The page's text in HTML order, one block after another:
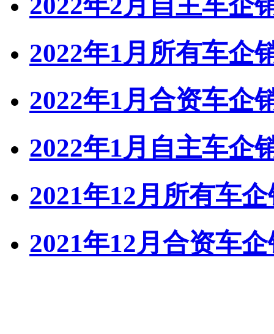
2022年1月所有车企
2022年1月合资车企
2022年1月自主车企
2021年12月所有车
2021年12月合资车